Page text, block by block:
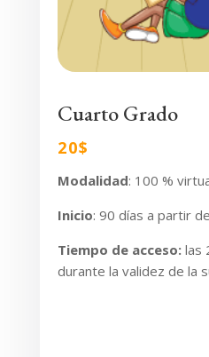
Cuarto Grado
20$
Modalidad: 100 %
Inicio: 90 días a partir
Tiempo de acceso: las
durante la validez de la